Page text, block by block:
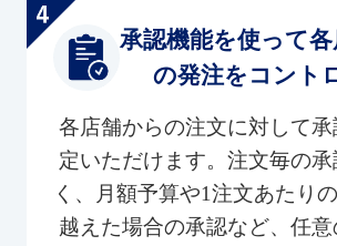
承認機能を使って
の発注をコント
各店舗からの注文に対して
定いただけます。注文毎の
く、月額予算や1注文あたり
越えた場合の承認など、任